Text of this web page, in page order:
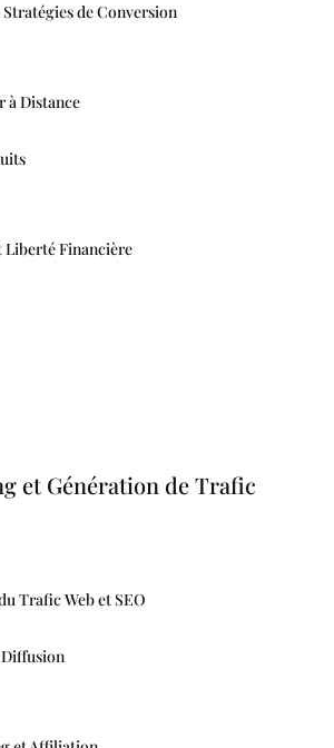
Stratégies de Conversion
à Distance
Liberté Financière
et Génération de Trafic
Trafic Web et SEO